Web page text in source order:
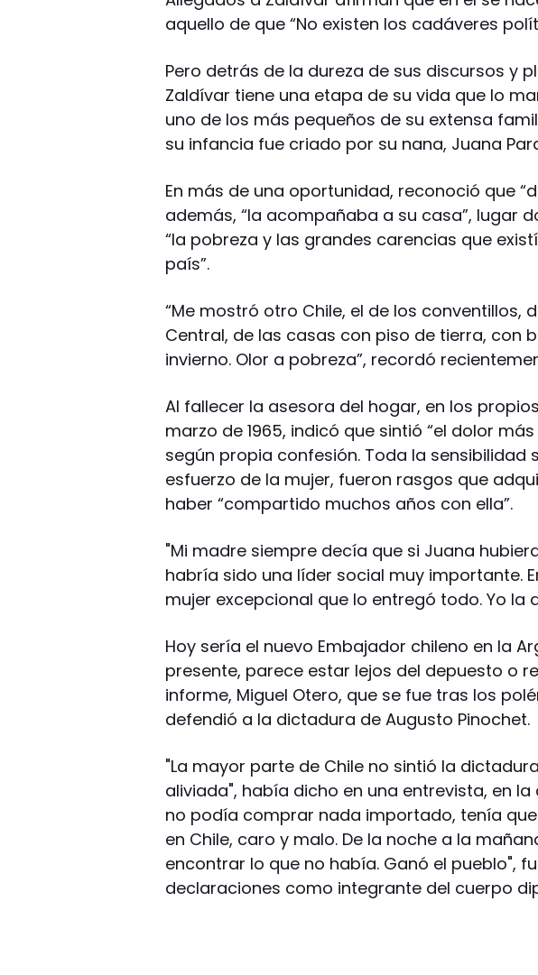
aquello de que “No existen los cadáveres
Pero detrás de la dureza de sus discursos y
Zaldívar tiene una etapa de su vida que lo
uno de los más pequeños de su extensa
su infancia fue criado por su nana, Juana
En más de una oportunidad, reconoció que
además, “la acompañaba a su casa”, lugar
“la pobreza y las grandes carencias que
país”.
“Me mostró otro Chile, el de los conventillos,
Central, de las casas con piso de tierra, con
invierno. Olor a pobreza”, recordó
Al fallecer la asesora del hogar, en los
marzo de 1965, indicó que sintió “el dolor
según propia confesión. Toda la sensibilidad
esfuerzo de la mujer, fueron rasgos que
haber “compartido muchos años con ella”.
"Mi madre siempre decía que si Juana
habría sido una líder social muy importante.
mujer excepcional que lo entregó todo. Yo la
Hoy sería el nuevo Embajador chileno en la
presente, parece estar lejos del depuesto o
informe, Miguel Otero, que se fue tras los
defendió a la dictadura de Augusto Pinochet.
"La mayor parte de Chile no sintió la
aliviada", había dicho en una entrevista, en
no podía comprar nada importado, tenía
en Chile, caro y malo. De la noche a la
encontrar lo que no había. Ganó el pueblo",
declaraciones como integrante del cuerpo